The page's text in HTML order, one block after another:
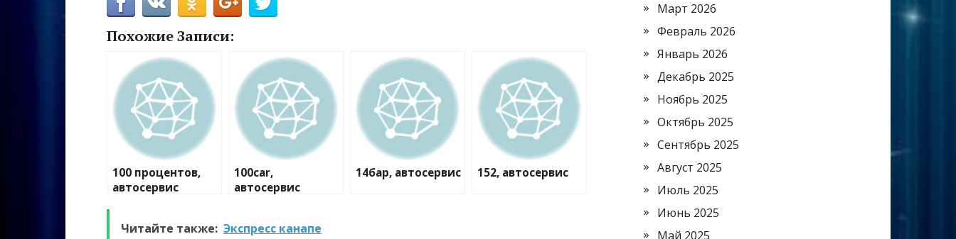
Похожие Записи:
100 процентов,
автосервис
100car,
автосервис
14бар, автосервис 152, автосервис
Читайте также: Экспресс канапе
Март 2026
Февраль 2026
Январь 2026
Декабрь 2025
Ноябрь 2025
Октябрь 2025
Сентябрь 2025
Август 2025
Июль 2025
Июнь 2025
Май 2025